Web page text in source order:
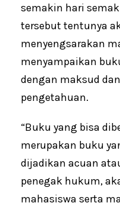
semakin hari
tersebut tentunya
menyengsarakan
menyampaikan
dengan maksud
pengetahuan.
“Buku yang bisa
merupakan buku
dijadikan acuan
penegak hukum,
mahasiswa serta